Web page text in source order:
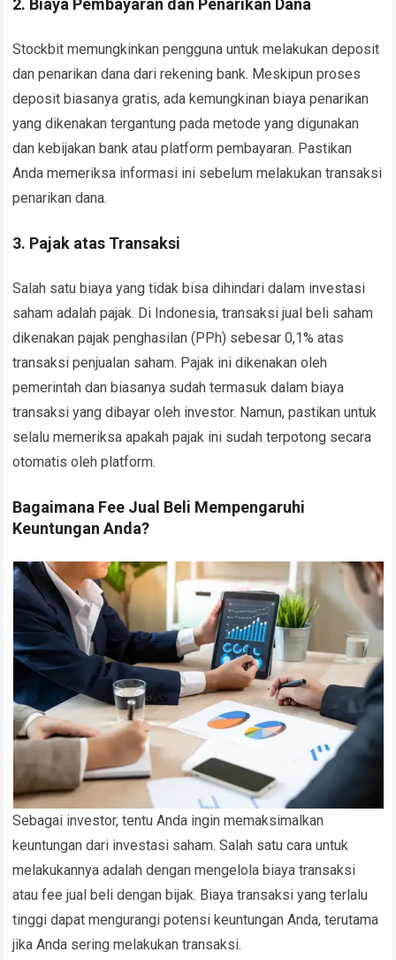
Stockbit memungkinkan pengguna untuk melakukan deposit
dan penarikan dana dari rekening bank. Meskipun proses
deposit biasanya gratis, ada kemungkinan biaya penarikan
yang dikenakan tergantung pada metode yang digunakan
dan kebijakan bank atau platform pembayaran. Pastikan
Anda memeriksa informasi ini sebelum melakukan transaksi
penarikan dana.
3. Pajak atas Transaksi
Salah satu biaya yang tidak bisa dihindari dalam investasi
saham adalah pajak. Di Indonesia, transaksi jual beli saham
dikenakan pajak penghasilan (PPh) sebesar 0,1% atas
transaksi penjualan saham. Pajak ini dikenakan oleh
pemerintah dan biasanya sudah termasuk dalam biaya
transaksi yang dibayar oleh investor. Namun, pastikan untuk
selalu memeriksa apakah pajak ini sudah terpotong secara
otomatis oleh platform.
Bagaimana Fee Jual Beli Mempengaruhi
Keuntungan Anda?
Sebagai investor, tentu Anda ingin memaksimalkan
keuntungan dari investasi saham. Salah satu cara untuk
melakukannya adalah dengan mengelola biaya transaksi
atau fee jual beli dengan bijak. Biaya transaksi yang terlalu
tinggi dapat mengurangi potensi keuntungan Anda, terutama
jika Anda sering melakukan transaksi.